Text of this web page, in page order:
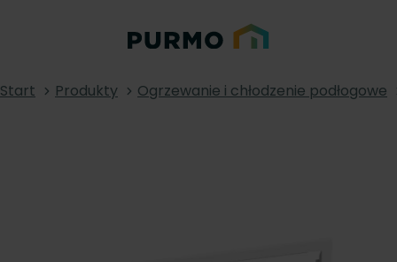
Start Produkty Ogrzewanie i chłodzenie podłogowe